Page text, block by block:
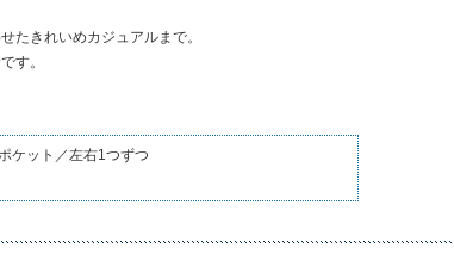
たきれいめカジュアルまで。
す。
ケット／左右1つずつ